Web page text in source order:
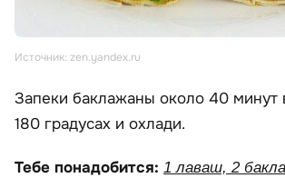
Источник: zen.yandex.ru
Запеки баклажаны около 40 минут
180 градусах и охлади.
Тебе понадобится: 1 лаваш, 2